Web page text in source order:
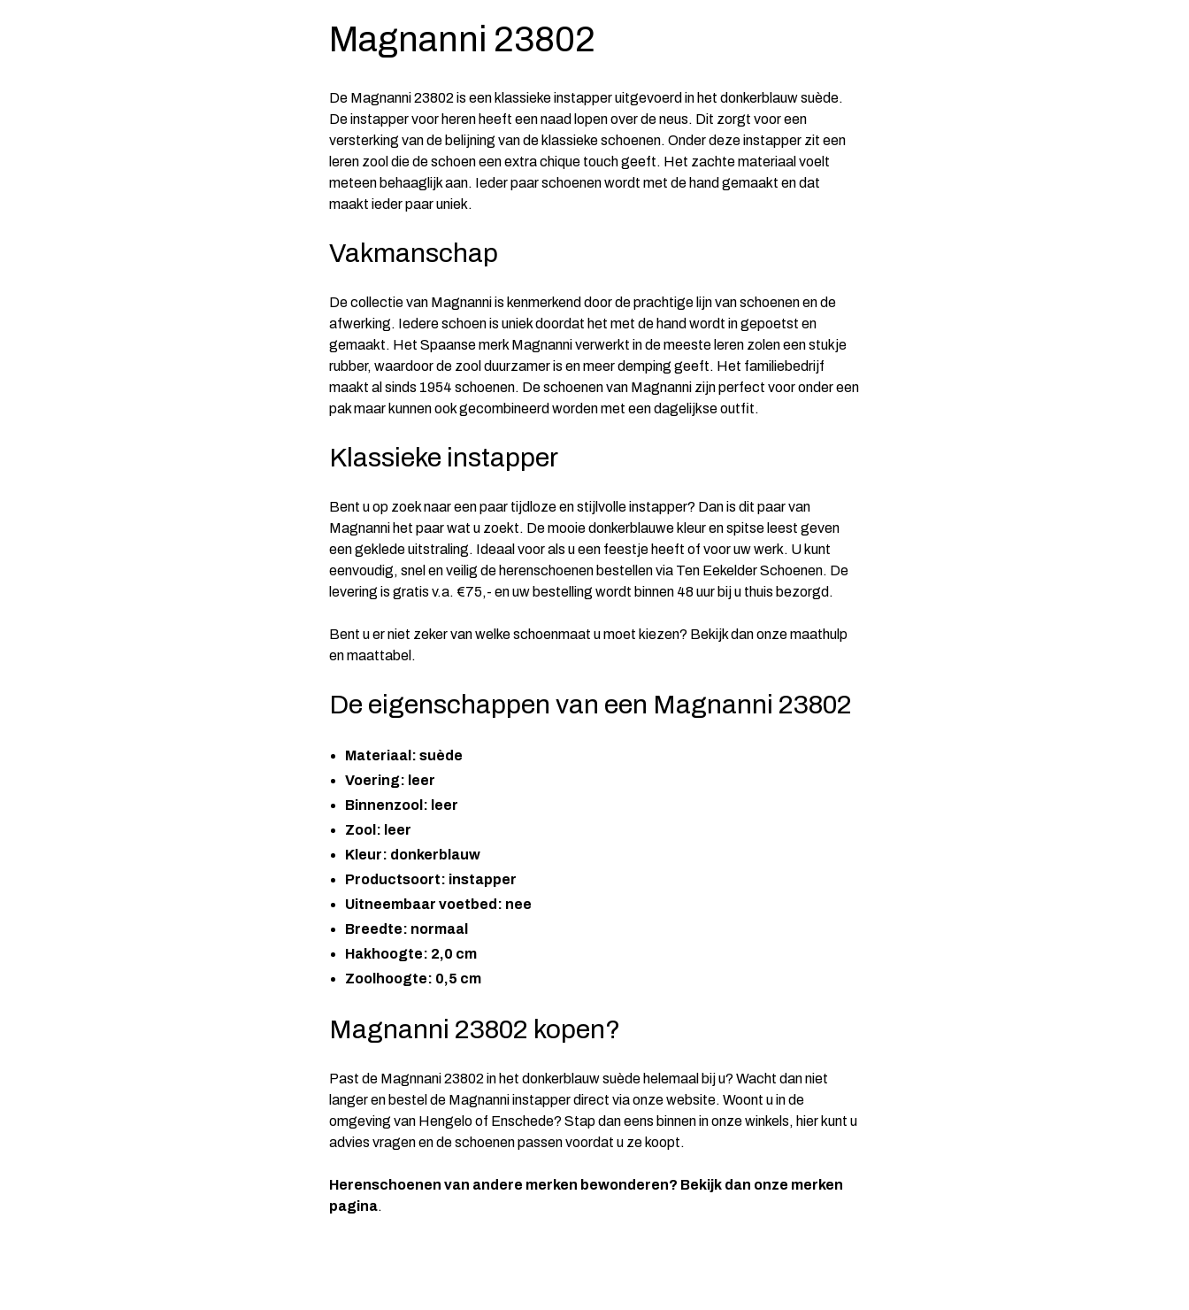
Magnanni 23802
De Magnanni 23802 is een klassieke instapper uitgevoerd in het donkerblauw suède.
De instapper voor heren heeft een naad lopen over de neus. Dit zorgt voor een
versterking van de belijning van de klassieke schoenen. Onder deze instapper zit een
leren zool die de schoen een extra chique touch geeft. Het zachte materiaal voelt
meteen behaaglijk aan. Ieder paar schoenen wordt met de hand gemaakt en dat
maakt ieder paar uniek.
Vakmanschap
De collectie van Magnanni is kenmerkend door de prachtige lijn van schoenen en de
afwerking. Iedere schoen is uniek doordat het met de hand wordt in gepoetst en
gemaakt. Het Spaanse merk Magnanni verwerkt in de meeste leren zolen een stukje
rubber, waardoor de zool duurzamer is en meer demping geeft. Het familiebedrijf
maakt al sinds 1954 schoenen. De schoenen van Magnanni zijn perfect voor onder een
pak maar kunnen ook gecombineerd worden met een dagelijkse outfit.
Klassieke instapper
Bent u op zoek naar een paar tijdloze en stijlvolle instapper? Dan is dit paar van
Magnanni het paar wat u zoekt. De mooie donkerblauwe kleur en spitse leest geven
een geklede uitstraling. Ideaal voor als u een feestje heeft of voor uw werk. U kunt
eenvoudig, snel en veilig de herenschoenen bestellen via Ten Eekelder Schoenen. De
levering is gratis v.a. €75,- en uw bestelling wordt binnen 48 uur bij u thuis bezorgd.
Bent u er niet zeker van welke schoenmaat u moet kiezen? Bekijk dan onze maathulp
en maattabel.
De eigenschappen van een Magnanni 23802
Materiaal: suède
Voering: leer
Binnenzool: leer
Zool: leer
Kleur: donkerblauw
Productsoort: instapper
Uitneembaar voetbed: nee
Breedte: normaal
Hakhoogte: 2,0 cm
Zoolhoogte: 0,5 cm
Magnanni 23802 kopen?
Past de Magnnani 23802 in het donkerblauw suède helemaal bij u? Wacht dan niet
langer en bestel de Magnanni instapper direct via onze website. Woont u in de
omgeving van Hengelo of Enschede? Stap dan eens binnen in onze winkels, hier kunt u
advies vragen en de schoenen passen voordat u ze koopt.
Herenschoenen van andere merken bewonderen? Bekijk dan onze merken
pagina.